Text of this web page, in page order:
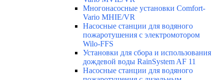
Многонасосные установки Comfort-
Vario MHIE/VR
Насосные станции для водяного
пожаротушения с электромотором
Wilo-FFS
Установки для сбора и использования
дождевой воды RainSystem AF 11
Насосные станции для водяного